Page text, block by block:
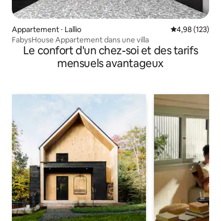
Appartement ⋅ Lallio Évaluation
4,98 (123)
FabysHouse Appartement dans une villa
Le confort d'un chez-soi et des tarifs
mensuels avantageux